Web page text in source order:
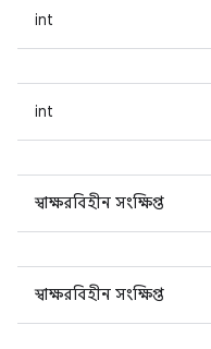
int
int
স্বাক্ষরবিহীন সংক্ষিপ্ত
স্বাক্ষরবিহীন সংক্ষিপ্ত